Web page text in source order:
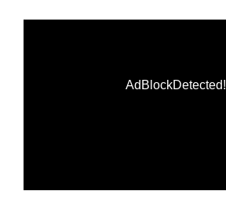
AdBlockDetected!